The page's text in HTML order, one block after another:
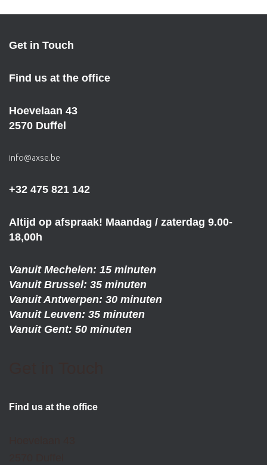
Get in Touch
Find us at the office
Hoevelaan 43
2570 Duffel
info@axse.be
+32 475 821 142
Altijd op afspraak! Maandag / zaterdag 9.00-
18,00h
Vanuit Mechelen: 15 minuten
Vanuit Brussel: 35 minuten
Vanuit Antwerpen: 30 minuten
Vanuit Leuven: 35 minuten
Vanuit Gent: 50 minuten
Find us at the office